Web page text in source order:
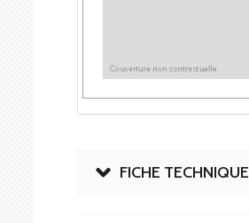
FICHE TECHNIQUE